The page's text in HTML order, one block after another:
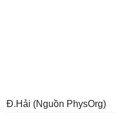
Đ.Hải (Nguồn PhysOrg)